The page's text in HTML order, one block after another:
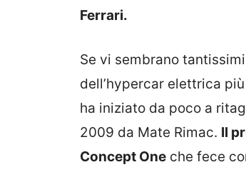
Ferrari.
Se vi sembrano
dell’hypercar elettrica
ha iniziato da poco a
2009 da Mate Rimac. Il
Concept One che fece